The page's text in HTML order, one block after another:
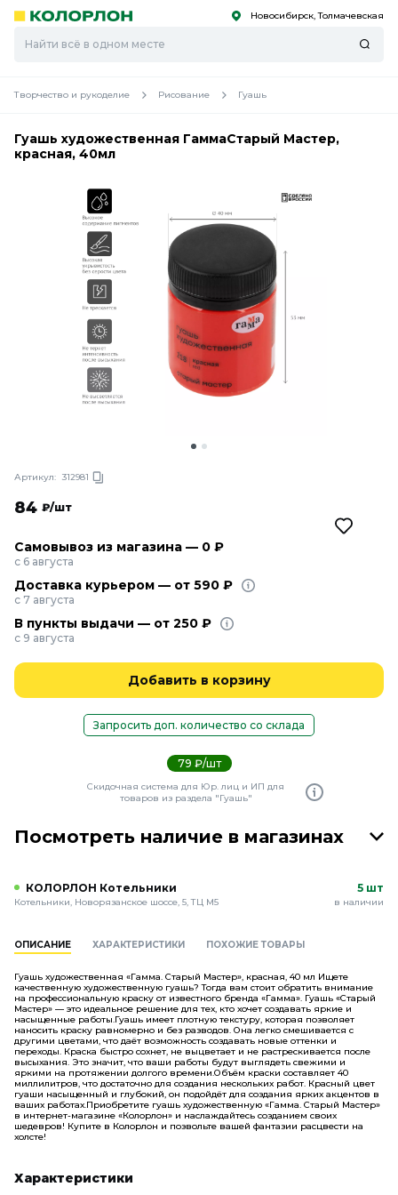
Скоро
Скоро Новосибирск, Толмачевская
Творчество и рукоделие Рисование Гуашь
Гуашь художественная ГаммаСтарый Мастер,
красная, 40мл
Артикул: 312981
84 ₽/шт
Самовывоз из магазина — 0 ₽
с 6 августа
Доставка курьером — от 590 ₽
с 7 августа
В пункты выдачи — от 250 ₽
с 9 августа
Добавить в корзину
Запросить доп. количество со склада
79 ₽/шт
Скидочная система для Юр. лиц и ИП для
товаров из раздела "Гуашь"
Посмотреть наличие в магазинах
КОЛОРЛОН Котельники
Котельники, Новорязанское шоссе, 5, ТЦ М5
5 шт
в наличии
ОПИСАНИЕ ХАРАКТЕРИСТИКИ ПОХОЖИЕ ТОВАРЫ
Гуашь художественная «Гамма. Старый Мастер», красная, 40 мл Ищете
качественную художественную гуашь? Тогда вам стоит обратить внимание
на профессиональную краску от известного бренда «Гамма». Гуашь «Старый
Мастер» — это идеальное решение для тех, кто хочет создавать яркие и
насыщенные работы.Гуашь имеет плотную текстуру, которая позволяет
наносить краску равномерно и без разводов. Она легко смешивается с
другими цветами, что даёт возможность создавать новые оттенки и
переходы. Краска быстро сохнет, не выцветает и не растрескивается после
высыхания. Это значит, что ваши работы будут выглядеть свежими и
яркими на протяжении долгого времени.Объём краски составляет 40
миллилитров, что достаточно для создания нескольких работ. Красный цвет
гуаши насыщенный и глубокий, он подойдёт для создания ярких акцентов в
ваших работах.Приобретите гуашь художественную «Гамма. Старый Мастер»
в интернет-магазине «Колорлон» и наслаждайтесь созданием своих
шедевров! Купите в Колорлон и позвольте вашей фантазии расцвести на
холсте!
Характеристики